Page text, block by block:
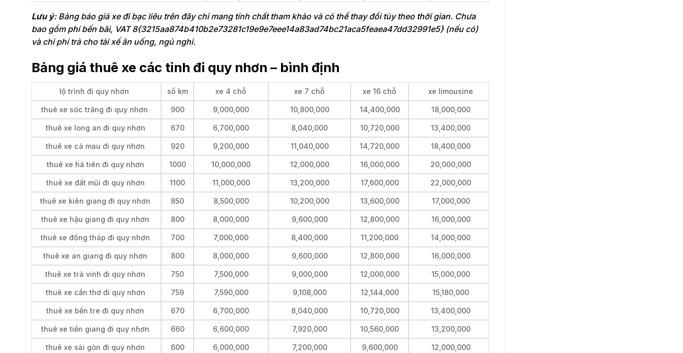
Lưu ý: Bảng báo giá xe đi bạc liêu trên đây chỉ mang tính chất tham khảo và có thể thay đổi tùy theo thời gian. Chưa
bao gồm phí bến bãi, VAT 8{3215aa874b410b2e73281c19e9e7eee14a83ad74bc21aca5feaea47dd32991e5} (nếu có)
và chi phí trả cho tài xế ăn uống, ngủ nghỉ.
Bảng giá thuê xe các tỉnh đi quy nhơn – bình định
lộ trình đi quy nhơn số km xe 4 chỗ xe 7 chỗ xe 16 chỗ xe limousine
thuê xe sóc trăng đi quy nhơn 900 9,000,000 10,800,000 14,400,000 18,000,000
thuê xe long an đi quy nhơn 670 6,700,000 8,040,000 10,720,000 13,400,000
thuê xe cà mau đi quy nhơn 920 9,200,000 11,040,000 14,720,000 18,400,000
thuê xe hà tiên đi quy nhơn 1000 10,000,000 12,000,000 16,000,000 20,000,000
thuê xe đất mũi đi quy nhơn 1100 11,000,000 13,200,000 17,600,000 22,000,000
thuê xe kiên giang đi quy nhơn 850 8,500,000 10,200,000 13,600,000 17,000,000
thuê xe hậu giang đi quy nhơn 800 8,000,000 9,600,000 12,800,000 16,000,000
thuê xe đồng tháp đi quy nhơn 700 7,000,000 8,400,000 11,200,000 14,000,000
thuê xe an giang đi quy nhơn 800 8,000,000 9,600,000 12,800,000 16,000,000
thuê xe trà vinh đi quy nhơn 750 7,500,000 9,000,000 12,000,000 15,000,000
thuê xe cần thơ đi quy nhơn 759 7,590,000 9,108,000 12,144,000 15,180,000
thuê xe bến tre đi quy nhơn 670 6,700,000 8,040,000 10,720,000 13,400,000
thuê xe tiền giang đi quy nhơn 660 6,600,000 7,920,000 10,560,000 13,200,000
thuê xe sài gòn đi quy nhơn 600 6,000,000 7,200,000 9,600,000 12,000,000